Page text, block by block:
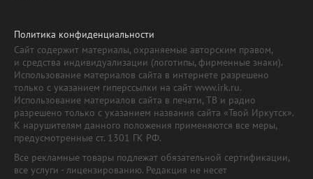
Политика конфиденциальности
Сайт содержит материалы, охраняемые авторским правом,
и средства индивидуализации (логотипы, фирменные знаки).
Использование материалов сайта в интернете разрешено
только с указанием гиперссылки на сайт www.irk.ru.
Использование материалов сайта в печати, ТВ и радио
разрешено только с указанием названия сайта «Твой Иркутск».
К нарушителям данного положения применяются все меры,
предусмотренные ст. 1301 ГК РФ.
Все рекламные товары подлежат обязательной сертификации,
все услуги - лицензированию. Редакция не несет